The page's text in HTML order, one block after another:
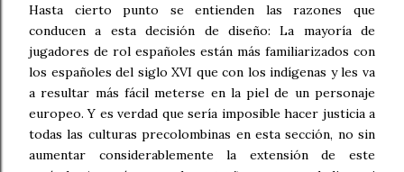
Hasta cierto punto se entienden las razones que
conducen a esta decisión de diseño: La mayoría de
jugadores de rol españoles están más familiarizados con
los españoles del siglo XVI que con los indígenas y les va
a resultar más fácil meterse en la piel de un personaje
europeo. Y es verdad que sería imposible hacer justicia a
todas las culturas precolombinas en esta sección, no sin
aumentar considerablemente la extensión de este